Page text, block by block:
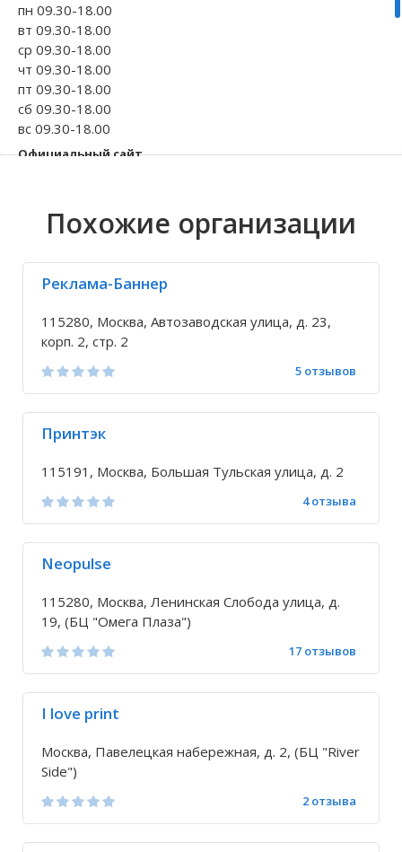
Волгоградская область
Кировоградская область
Восточно-Казахстанская область
пн 09.30-18.00
вт 09.30-18.00
ср 09.30-18.00
чт 09.30-18.00
пт 09.30-18.00
сб 09.30-18.00
вс 09.30-18.00
Официальный сайт
+7 903 967-68-...
Похожие организации
Реклама-Баннер
115280, Москва, Автозаводская улица, д. 23,
корп. 2, стр. 2
5 отзывов
Принтэк
115191, Москва, Большая Тульская улица, д. 2
4 отзыва
Neopulse
115280, Москва, Ленинская Слобода улица, д.
19, (БЦ "Омега Плаза")
17 отзывов
I love print
Москва, Павелецкая набережная, д. 2, (БЦ "River
Side")
2 отзыва